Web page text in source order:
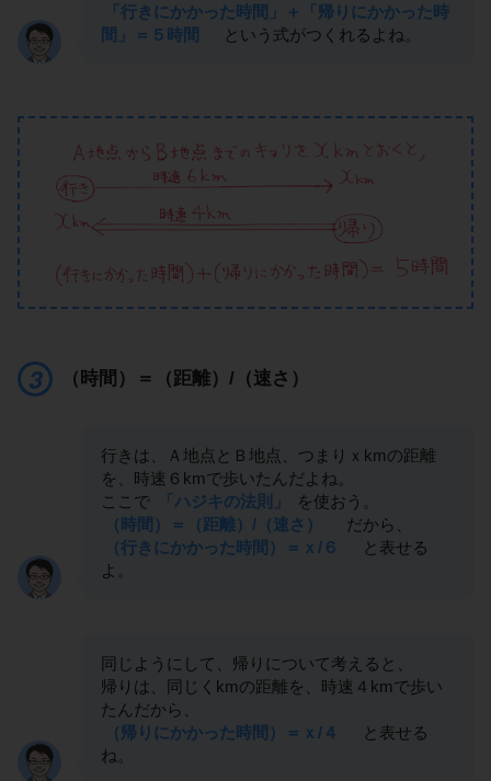
「行きにかかった時間」＋「帰りにかかった時
間」＝５時間
という式がつくれるよね。
（時間）＝（距離）/（速さ）
行きは、Ａ地点とＢ地点、つまりｘkmの距離
を、時速６kmで歩いたんだよね。
ここで
「ハジキの法則」
を使おう。
（時間）＝（距離）/（速さ）
だから、
（行きにかかった時間）＝ｘ/６
と表せる
よ。
同じようにして、帰りについて考えると、
帰りは、同じくkmの距離を、時速４kmで歩い
たんだから、
（帰りにかかった時間）＝ｘ/４
と表せる
ね。